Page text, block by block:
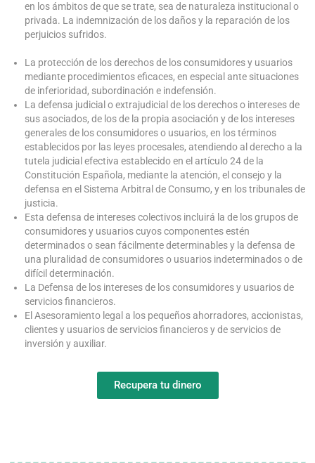
en los ámbitos de que se trate, sea de naturaleza institucional o
privada. La indemnización de los daños y la reparación de los
perjuicios sufridos.
La protección de los derechos de los consumidores y usuarios
mediante procedimientos eficaces, en especial ante situaciones
de inferioridad, subordinación e indefensión.
La defensa judicial o extrajudicial de los derechos o intereses de
sus asociados, de los de la propia asociación y de los intereses
generales de los consumidores o usuarios, en los términos
establecidos por las leyes procesales, atendiendo al derecho a la
tutela judicial efectiva establecido en el artículo 24 de la
Constitución Española, mediante la atención, el consejo y la
defensa en el Sistema Arbitral de Consumo, y en los tribunales de
justicia.
Esta defensa de intereses colectivos incluirá la de los grupos de
consumidores y usuarios cuyos componentes estén
determinados o sean fácilmente determinables y la defensa de
una pluralidad de consumidores o usuarios indeterminados o de
difícil determinación.
La Defensa de los intereses de los consumidores y usuarios de
servicios financieros.
El Asesoramiento legal a los pequeños ahorradores, accionistas,
clientes y usuarios de servicios financieros y de servicios de
inversión y auxiliar.
Recupera tu dinero